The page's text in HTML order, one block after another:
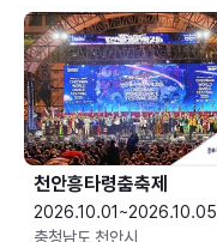
천안흥타령춤축제
2026.10.01~2026.10.05
충청남도 천안시